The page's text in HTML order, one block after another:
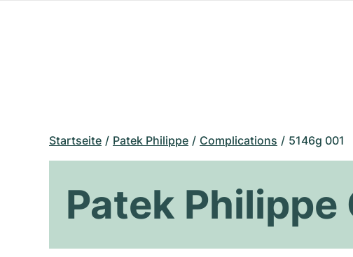
Startseite Patek Philippe Complications 5146g 001
Patek